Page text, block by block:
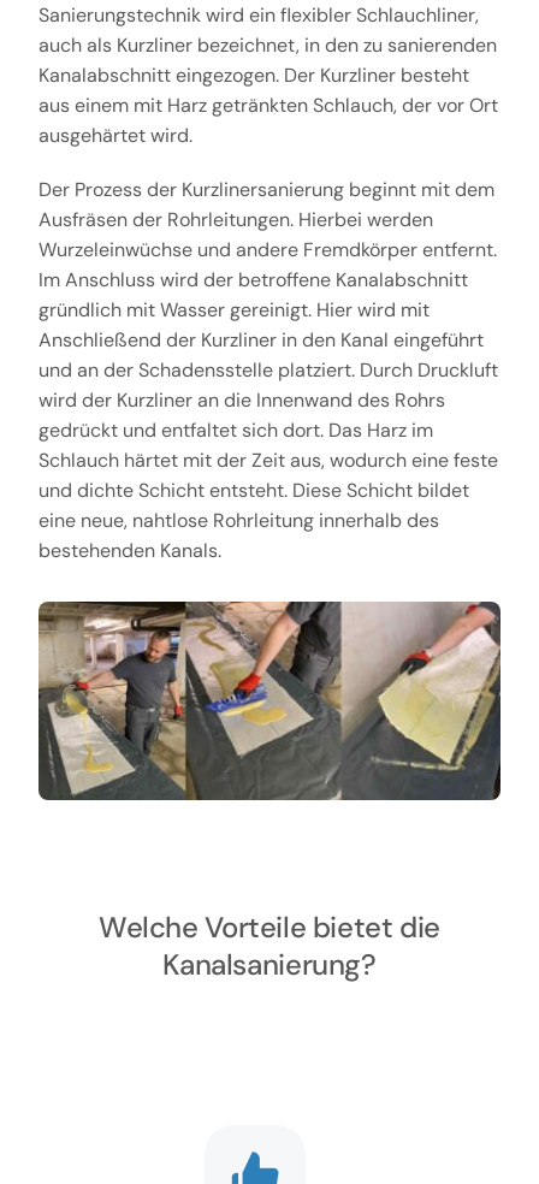
Sanierungstechnik wird ein flexibler Schlauchliner,
auch als Kurzliner bezeichnet, in den zu sanierenden
Kanalabschnitt eingezogen. Der Kurzliner besteht
aus einem mit Harz getränkten Schlauch, der vor Ort
ausgehärtet wird.
Der Prozess der Kurzlinersanierung beginnt mit dem
Ausfräsen der Rohrleitungen. Hierbei werden
Wurzeleinwüchse und andere Fremdkörper entfernt.
Im Anschluss wird der betroffene Kanalabschnitt
gründlich mit Wasser gereinigt. Hier wird mit
Anschließend der Kurzliner in den Kanal eingeführt
und an der Schadensstelle platziert. Durch Druckluft
wird der Kurzliner an die Innenwand des Rohrs
gedrückt und entfaltet sich dort. Das Harz im
Schlauch härtet mit der Zeit aus, wodurch eine feste
und dichte Schicht entsteht. Diese Schicht bildet
eine neue, nahtlose Rohrleitung innerhalb des
bestehenden Kanals.
Welche Vorteile bietet die
Kanalsanierung?